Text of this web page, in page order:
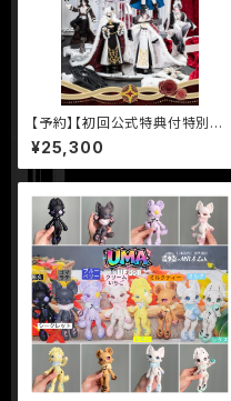
【予約】【初回公式特典付特別価
格・4体アソートセット+色違い
（異色）小シークレット】【千頌礼
宴】シリーズ【悸動瞬息】1/8 MJ
¥25,300